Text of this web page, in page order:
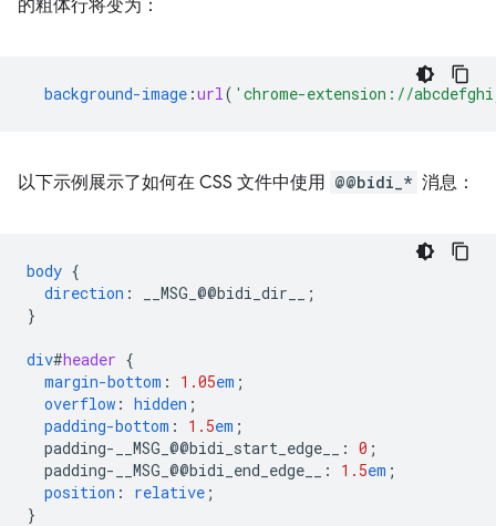
的粗体行将变为：
background-image :url ( 'chrome-extension://
以下示例展示了如何在 CSS 文件中使用 @@bidi_* 消息：
body {
direction : __MSG_ @@bidi_dir__
;
}
div#header {
margin-bottom : 1.05em ;
overflow : hidden ;
padding-bottom : 1.5em ;
padding-__MSG_@@bidi_start_edge__ : 0 ;
padding-__MSG_@@bidi_end_edge__ : 1.5em ;
position : relative ;
}